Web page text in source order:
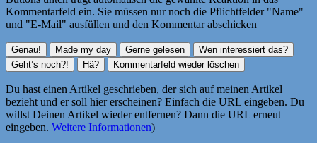
Kommentarfeld ein. Sie müssen nur noch die Pflichtfelder "Name"
und "E-Mail" ausfüllen und den Kommentar abschicken
Du hast einen Artikel geschrieben, der sich auf meinen Artikel
bezieht und er soll hier erscheinen? Einfach die URL eingeben. Du
willst Deinen Artikel wieder entfernen? Dann die URL erneut
eingeben. Weitere Informationen)